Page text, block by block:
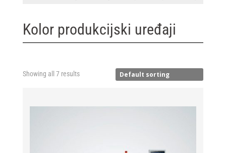
Kolor produkcijski uređaji
Showing all 7 results